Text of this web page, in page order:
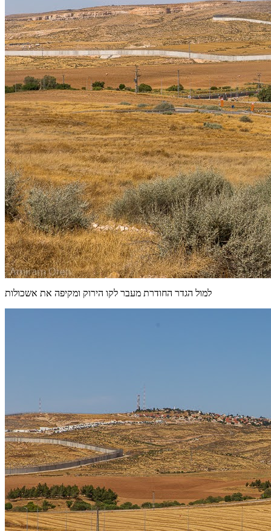
למול הגדר החודרת מעבר לקו הירוק ומקיפה את אשכולות